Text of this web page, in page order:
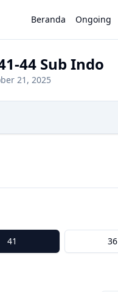
Beranda Ongoing
44 Sub Indo
21, 2025
41 36